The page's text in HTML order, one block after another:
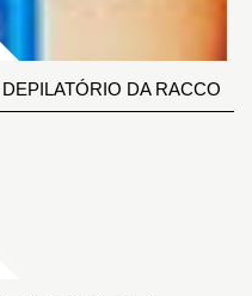
DA RACCO